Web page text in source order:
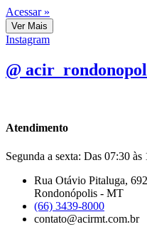
Acessar »
Ver Mais
Instagram
@
Atendimento
Segunda a sexta: Das 07:30 às
Rua Otávio Pitaluga,
Rondonópolis - MT
(66) 3439-8000
contato@acirmt.com.br